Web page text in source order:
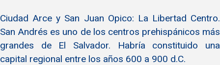
Ciudad Arce y San Juan Opico: La Libertad Centro.
San Andrés es uno de los centros prehispánicos más
grandes de El Salvador. Habría constituido una
capital regional entre los años 600 a 900 d.C.